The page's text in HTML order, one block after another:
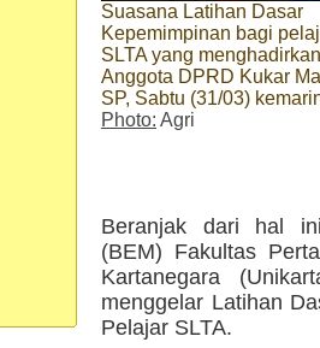
Suasana Latihan Dasar
Kepemimpinan bagi
SLTA yang menghadirkan
Anggota DPRD Kukar
SP, Sabtu (31/03)
Photo: Agri
Beranjak dari hal
(BEM) Fakultas
Kartanegara
menggelar Latihan
Pelajar SLTA.